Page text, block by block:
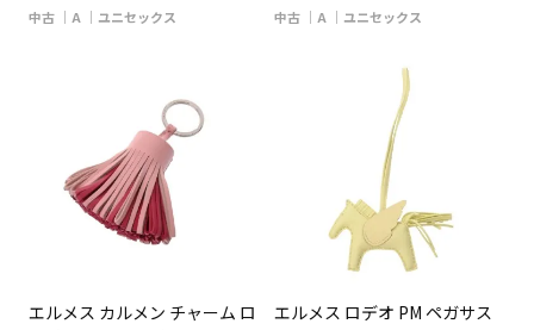
中古 A ユニセックス 中古 A ユニセックス
エルメス カルメン チャーム ロ
エルメス ロデオ PM ペガサス